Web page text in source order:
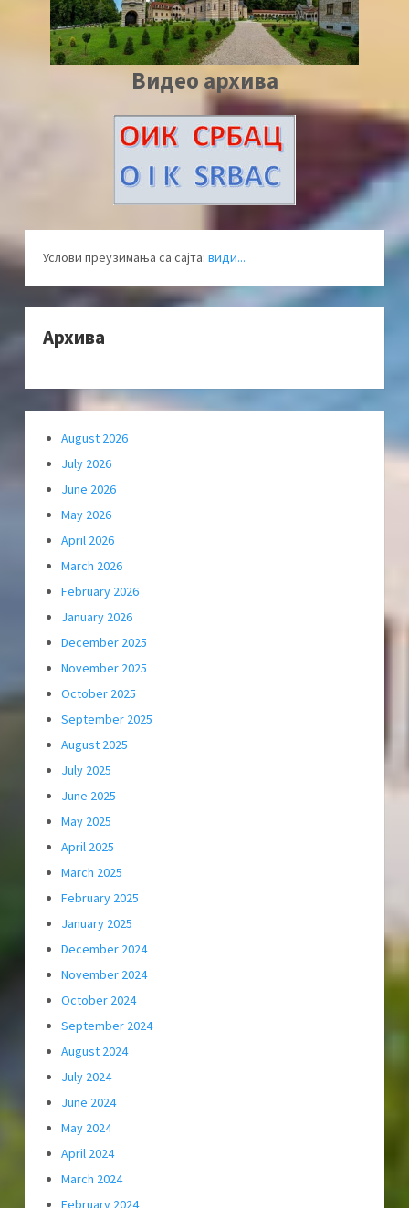
Видео архива
Услови преузимања са сајта: види...
Архива
August 2026
July 2026
June 2026
May 2026
April 2026
March 2026
February 2026
January 2026
December 2025
November 2025
October 2025
September 2025
August 2025
July 2025
June 2025
May 2025
April 2025
March 2025
February 2025
January 2025
December 2024
November 2024
October 2024
September 2024
August 2024
July 2024
June 2024
May 2024
April 2024
March 2024
February 2024